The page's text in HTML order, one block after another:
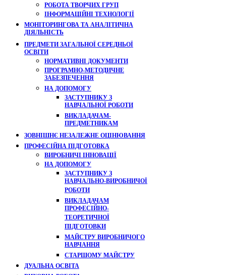
РОБОТА ТВОРЧИХ ГРУП
ІНФОРМАЦІЙНІ ТЕХНОЛОГІЇ
МОНІТОРИНГОВА ТА АНАЛІТИЧНА
ДІЯЛЬНІСТЬ
ПРЕДМЕТИ ЗАГАЛЬНОЇ СЕРЕДНЬОЇ
ОСВІТИ
НОРМАТИВНІ ДОКУМЕНТИ
ПРОГРАМНО-МЕТОДИЧНЕ
ЗАБЕЗПЕЧЕННЯ
НА ДОПОМОГУ
ЗАСТУПНИКУ З
НАВЧАЛЬНОЇ РОБОТИ
ВИКЛАДАЧАМ-
ПРЕДМЕТНИКАМ
ЗОВНІШНЄ НЕЗАЛЕЖНЕ ОЦІНЮВАННЯ
ПРОФЕСІЙНА ПІДГОТОВКА
ВИРОБНИЧІ ІННОВАЦІЇ
НА ДОПОМОГУ
ЗАСТУПНИКУ З
НАВЧАЛЬНО-ВИРОБНИЧОЇ
РОБОТИ
ВИКЛАДАЧАМ
ПРОФЕСІЙНО-
ТЕОРЕТИЧНОЇ
ПІДГОТОВКИ
МАЙСТРУ ВИРОБНИЧОГО
НАВЧАННЯ
СТАРШОМУ МАЙСТРУ
ДУАЛЬНА ОСВІТА